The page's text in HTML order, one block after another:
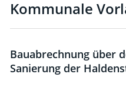
Kommunale
Bauabrechnung über
Sanierung der